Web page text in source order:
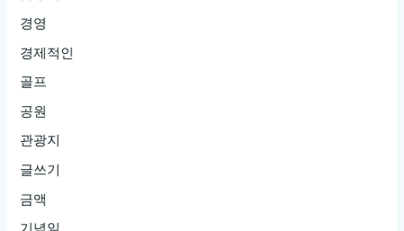
경영
경제적인
골프
공원
관광지
글쓰기
금액